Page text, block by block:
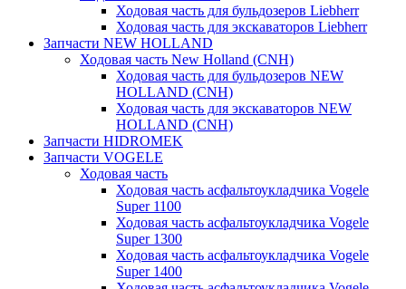
Ходовая часть для бульдозеров Liebherr
Ходовая часть для экскаваторов Liebherr
Запчасти NEW HOLLAND
Ходовая часть New Holland (CNH)
Ходовая часть для бульдозеров NEW
HOLLAND (CNH)
Ходовая часть для экскаваторов NEW
HOLLAND (CNH)
Запчасти HIDROMEK
Запчасти VOGELE
Ходовая часть
Ходовая часть асфальтоукладчика Vogele
Super 1100
Ходовая часть асфальтоукладчика Vogele
Super 1300
Ходовая часть асфальтоукладчика Vogele
Super 1400